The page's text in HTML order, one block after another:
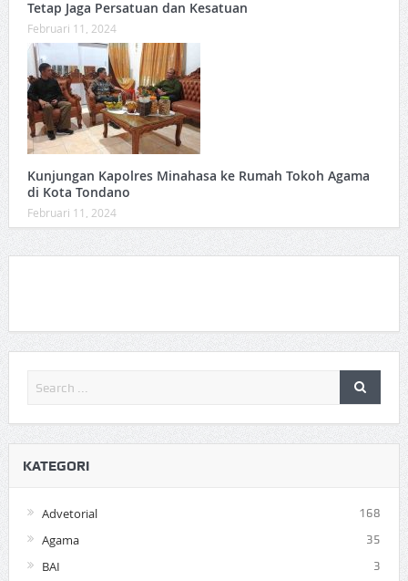
Tetap Jaga Persatuan dan Kesatuan
Februari 11, 2024
Kunjungan Kapolres Minahasa ke Rumah Tokoh Agama
di Kota Tondano
Februari 11, 2024
KATEGORI
Advetorial 168
Agama 35
BAI 3